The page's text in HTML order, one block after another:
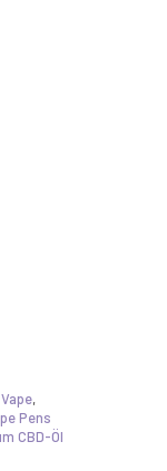
,
Pens
CBD-Öl